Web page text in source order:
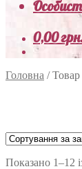
0,00
Головна /
Показано 1–12